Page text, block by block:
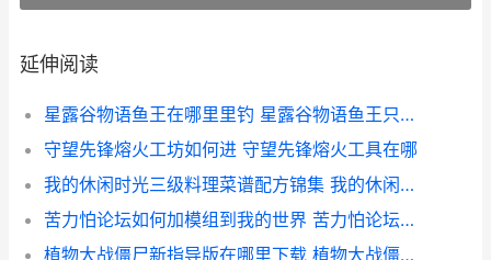
延伸阅读
星露谷物语鱼王在哪里里钓 星露谷物语鱼王只能钓一条吗
守望先锋熔火工坊如何进 守望先锋熔火工具在哪
我的休闲时光三级料理菜谱配方锦集 我的休闲时光三级菜谱配方
苦力怕论坛如何加模组到我的世界 苦力怕论坛如何下载国际版免费模组
植物大战僵尸新指导版在哪里下载 植物大战僵尸新指导版0.47下载安装